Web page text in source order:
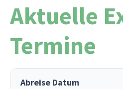
Aktuelle
Termine
Abreise Datum